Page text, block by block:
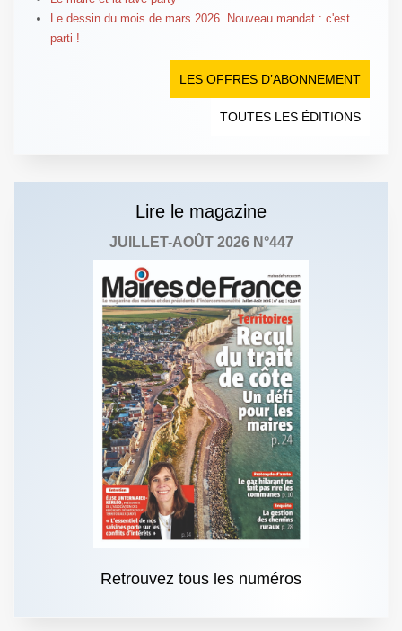
Le dessin du mois de mars 2026. Nouveau mandat : c'est
parti !
LES OFFRES D’ABONNEMENT
TOUTES LES ÉDITIONS
Lire le magazine
JUILLET-AOÛT 2026 N°447
Retrouvez tous les numéros